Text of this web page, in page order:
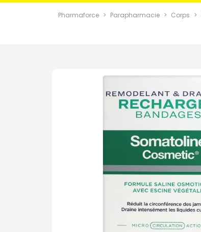
Pharmaforce Parapharmacie Corps